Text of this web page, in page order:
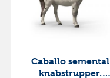
Caballo semental
knabstrupper.